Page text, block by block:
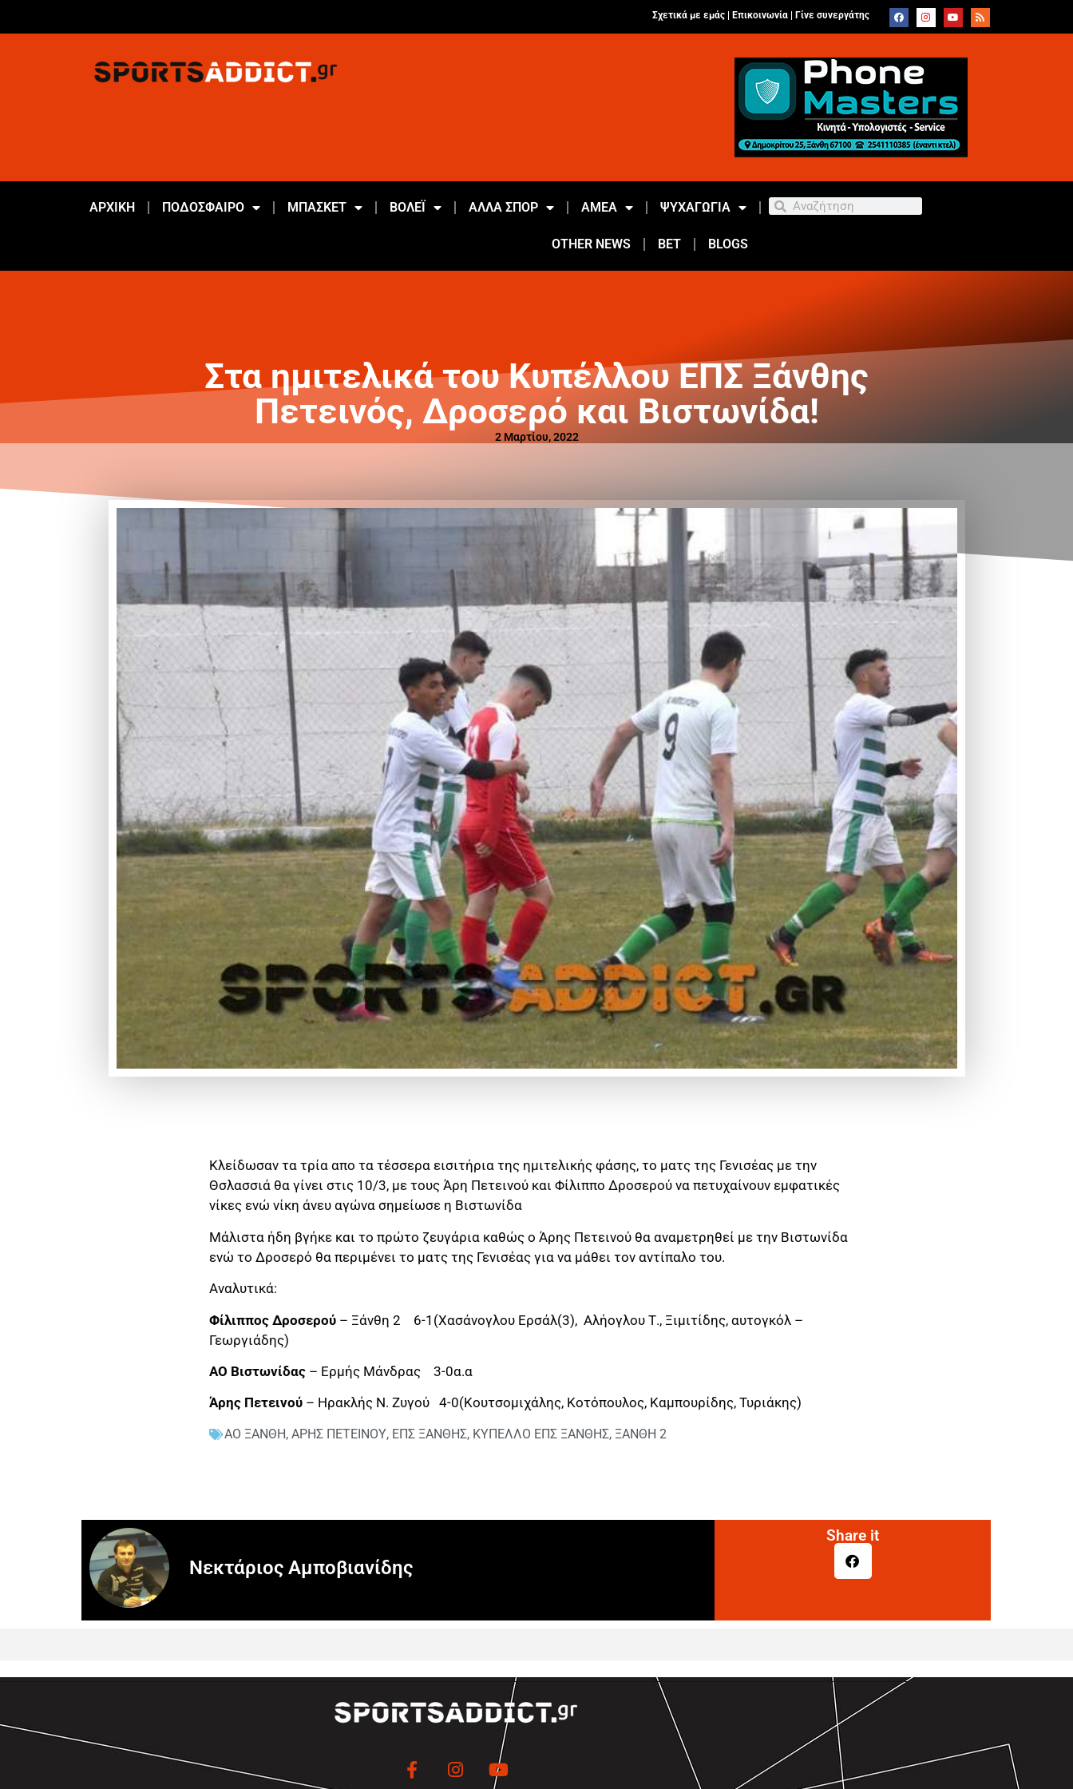
Σχετικά με εμάς | Επικοινωνία Γίνε συνεργάτης
ΑΡΧΙΚΗ ΠΟΔΟΣΦΑΙΡΟ ΜΠΑΣΚΕΤ ΒΟΛΕΪ ΑΛΛΑ ΣΠΟΡ ΑΜΕΑ ΨΥΧΑΓΩΓΙΑ
OTHER NEWS BET BLOGS
Στα ημιτελικά του Κυπέλλου ΕΠΣ Ξάνθης
Πετεινός, Δροσερό και Βιστωνίδα!
2 Μαρτίου, 2022
Κλείδωσαν τα τρία απο τα τέσσερα εισιτήρια της ημιτελικής φάσης, το ματς της Γενισέας με την
Θσλασσιά θα γίνει στις 10/3, με τους Άρη Πετεινού και Φίλιππο Δροσερού να πετυχαίνουν εμφατικές
νίκες ενώ νίκη άνευ αγώνα σημείωσε η Βιστωνίδα
Μάλιστα ήδη βγήκε και το πρώτο ζευγάρια καθώς ο Άρης Πετεινού θα αναμετρηθεί με την Βιστωνίδα
ενώ το Δροσερό θα περιμένει το ματς της Γενισέας για να μάθει τον αντίπαλο του.
Αναλυτικά:
Φίλιππος Δροσερού – Ξάνθη 2 6-1(Χασάνογλου Ερσάλ(3), Αλήογλου Τ., Ξιμιτίδης, αυτογκόλ –
Γεωργιάδης)
ΑΟ Βιστωνίδας – Ερμής Μάνδρας 3-0α.α
Άρης Πετεινού – Ηρακλής Ν. Ζυγού 4-0(Κουτσομιχάλης, Κοτόπουλος, Καμπουρίδης, Τυριάκης)
ΑΟ ΞΑΝΘΗ, ΑΡΗΣ ΠΕΤΕΙΝΟΥ, ΕΠΣ ΞΑΝΘΗΣ, ΚΥΠΕΛΛΟ ΕΠΣ ΞΑΝΘΗΣ, ΞΑΝΘΗ 2
Νεκτάριος Αμποβιανίδης
Share it